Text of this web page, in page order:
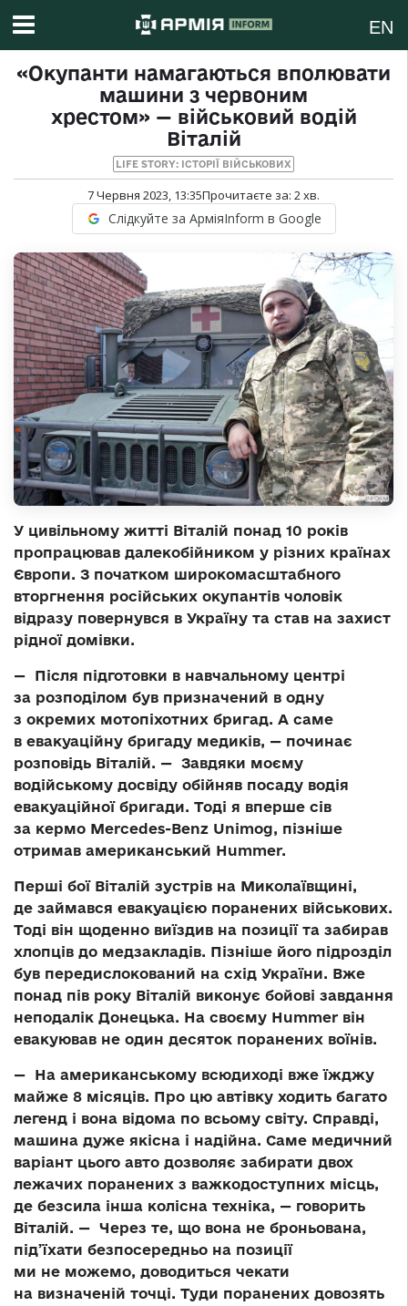
EN
«Окупанти намагаються вполювати
машини з червоним
хрестом» — військовий водій
Віталій
LIFE STORY: ІСТОРІЇ ВІЙСЬКОВИХ
7 Червня 2023, 13:35Прочитаєте за: 2хв.
Слідкуйте за АрміяInform в Google
У цивільному житті Віталій понад 10 років
пропрацював далекобійником у різних країнах
Європи. З початком широкомасштабного
вторгнення російських окупантів чоловік
відразу повернувся в Україну та став на захист
рідної домівки.
— Після підготовки в навчальному центрі
за розподілом був призначений в одну
з окремих мотопіхотних бригад. А саме
в евакуаційну бригаду медиків, — починає
розповідь Віталій. — Завдяки моєму
водійському досвіду обійняв посаду водія
евакуаційної бригади. Тоді я вперше сів
за кермо Mercedes-Benz Unimog, пізніше
отримав американський Hummer.
Перші бої Віталій зустрів на Миколаївщині,
де займався евакуацією поранених військових.
Тоді він щоденно виїздив на позиції та забирав
хлопців до медзакладів. Пізніше його підрозділ
був передислокований на схід України. Вже
понад пів року Віталій виконує бойові завдання
неподалік Донецька. На своєму Hummer він
евакуював не один десяток поранених воїнів.
— На американському всюдиході вже їжджу
майже 8 місяців. Про цю автівку ходить багато
легенд і вона відома по всьому світу. Справді,
машина дуже якісна і надійна. Саме медичний
варіант цього авто дозволяє забирати двох
лежачих поранених з важкодоступних місць,
де безсила інша колісна техніка, — говорить
Віталій. — Через те, що вона не броньована,
під’їхати безпосередньо на позиції
ми не можемо, доводиться чекати
на визначеній точці. Туди поранених довозять